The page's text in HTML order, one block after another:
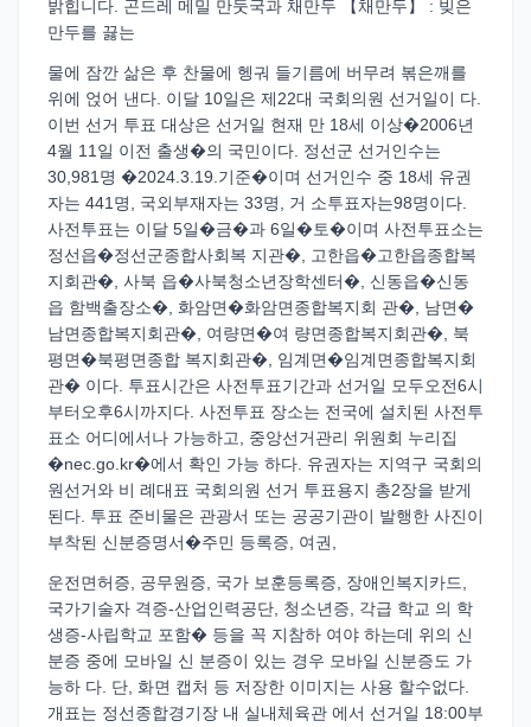
밝힙니다. 곤드레 메밀 만둣국과 채만두 【채만두】 : 빚은
만두를 끓는
물에 잠깐 삶은 후 찬물에 헹궈 들기름에 버무려 볶은깨를
위에 얹어 낸다. 이달 10일은 제22대 국회의원 선거일이 다.
이번 선거 투표 대상은 선거일 현재 만 18세 이상�2006년
4월 11일 이전 출생�의 국민이다. 정선군 선거인수는
30,981명 �2024.3.19.기준�이며 선거인수 중 18세 유권
자는 441명, 국외부재자는 33명, 거 소투표자는98명이다.
사전투표는 이달 5일�금�과 6일�토�이며 사전투표소는
정선읍�정선군종합사회복 지관�, 고한읍�고한읍종합복
지회관�, 사북 읍�사북청소년장학센터�, 신동읍�신동
읍 함백출장소�, 화암면�화암면종합복지회 관�, 남면�
남면종합복지회관�, 여량면�여 량면종합복지회관�, 북
평면�북평면종합 복지회관�, 임계면�임계면종합복지회
관� 이다. 투표시간은 사전투표기간과 선거일 모두오전6시
부터오후6시까지다. 사전투표 장소는 전국에 설치된 사전투
표소 어디에서나 가능하고, 중앙선거관리 위원회 누리집
�nec.go.kr�에서 확인 가능 하다. 유권자는 지역구 국회의
원선거와 비 례대표 국회의원 선거 투표용지 총2장을 받게
된다. 투표 준비물은 관광서 또는 공공기관이 발행한 사진이
부착된 신분증명서�주민 등록증, 여권,
운전면허증, 공무원증, 국가 보훈등록증, 장애인복지카드,
국가기술자 격증-산업인력공단, 청소년증, 각급 학교 의 학
생증-사립학교 포함� 등을 꼭 지참하 여야 하는데 위의 신
분증 중에 모바일 신 분증이 있는 경우 모바일 신분증도 가
능하 다. 단, 화면 캡처 등 저장한 이미지는 사용 할수없다.
개표는 정선종합경기장 내 실내체육관 에서 선거일 18:00부